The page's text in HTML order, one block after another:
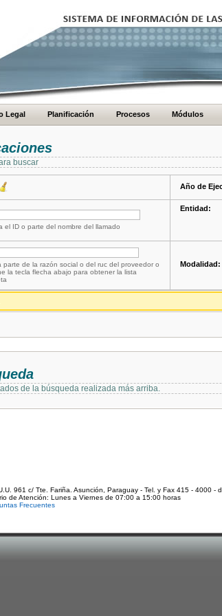
Legal Planificación Procesos Módulos
buscar
Año de
el ID o parte del nombre del llamado
Entidad:
parte de la razón social o del ruc del proveedor o
la tecla flecha abajo para obtener la lista
Modalidad:
de la búsqueda realizada más arriba.
961 c/ Tte. Fariña. Asunción, Paraguay - Tel. y Fax 415 - 4000 -
de Atención: Lunes a Viernes de 07:00 a 15:00 horas
Frecuentes